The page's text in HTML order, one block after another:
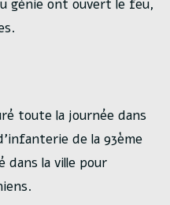
génie ont ouvert le feu,
toute la journée dans
de la 93ème
dans la ville pour